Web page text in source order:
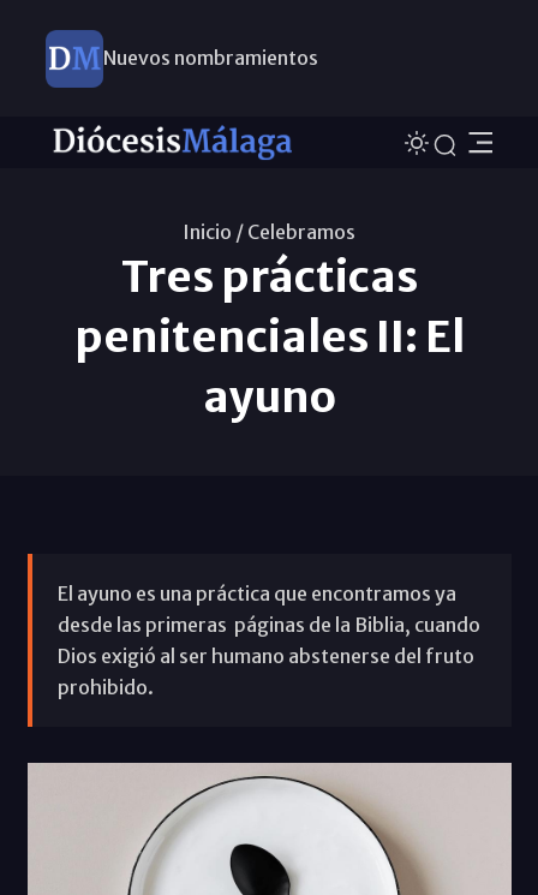
Nuevos nombramientos
Inicio / Celebramos
Tres prácticas
penitenciales II: El
ayuno
El ayuno es una práctica que encontramos ya
desde las primeras páginas de la Biblia, cuando
Dios exigió al ser humano abstenerse del fruto
prohibido.